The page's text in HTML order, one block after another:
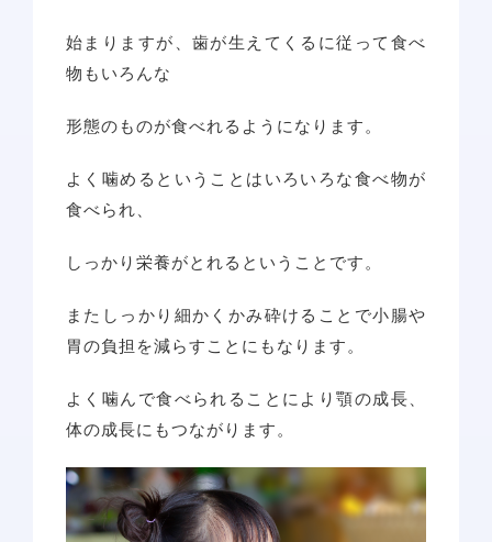
始まりますが、歯が生えてくるに従って食べ
物もいろんな
形態のものが食べれるようになります。
よく噛めるということはいろいろな食べ物が
食べられ、
しっかり栄養がとれるということです。
またしっかり細かくかみ砕けることで小腸や
胃の負担を減らすことにもなります。
よく噛んで食べられることにより顎の成長、
体の成長にもつながります。